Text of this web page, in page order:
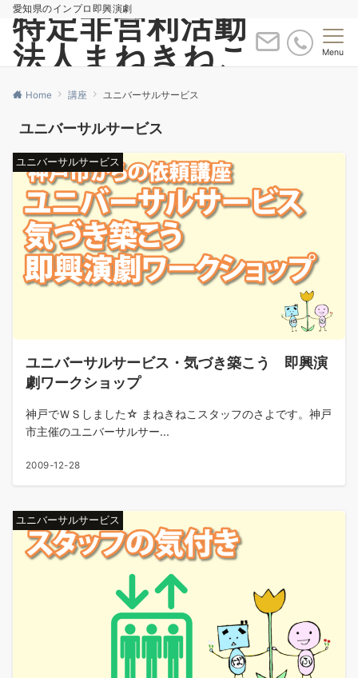
愛知県のインプロ即興演劇
特定非営利活動
法人まねきねこ
Menu
Home 講座 ユニバーサルサービス
ユニバーサルサービス
ユニバーサルサービス
ユニバーサルサービス・気づき築こう 即興演
劇ワークショップ
神戸でＷＳしました☆ まねきねこスタッフのさよです。神戸
市主催のユニバーサルサー...
2009-12-28
ユニバーサルサービス